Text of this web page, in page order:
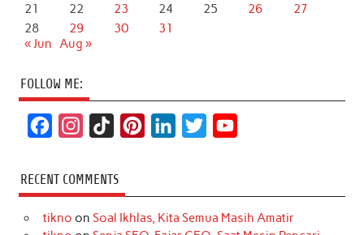
21
22 23 24 25 26
27
28
29 30
31
« Jun Aug »
FOLLOW ME:
c
e
b
s
t
a
k
T
o
t
e
k
e
t
t
T
u
RECENT COMMENTS
tikno on Soal Ikhlas, Kita Semua Masih Amatir